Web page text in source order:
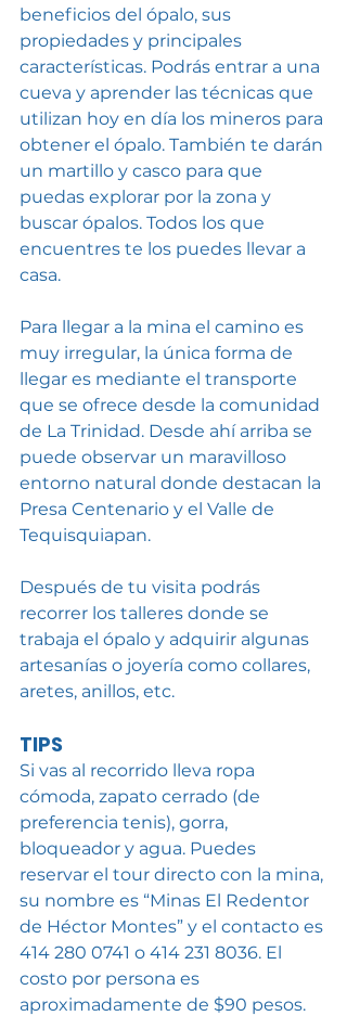
beneficios del ópalo, sus
propiedades y principales
características. Podrás entrar a una
cueva y aprender las técnicas que
utilizan hoy en día los mineros para
obtener el ópalo. También te darán
un martillo y casco para que
puedas explorar por la zona y
buscar ópalos. Todos los que
encuentres te los puedes llevar a
casa.
Para llegar a la mina el camino es
muy irregular, la única forma de
llegar es mediante el transporte
que se ofrece desde la comunidad
de La Trinidad. Desde ahí arriba se
puede observar un maravilloso
entorno natural donde destacan la
Presa Centenario y el Valle de
Tequisquiapan.
Después de tu visita podrás
recorrer los talleres donde se
trabaja el ópalo y adquirir algunas
artesanías o joyería como collares,
aretes, anillos, etc.
TIPS
Si vas al recorrido lleva ropa
cómoda, zapato cerrado (de
preferencia tenis), gorra,
bloqueador y agua. Puedes
reservar el tour directo con la mina,
su nombre es “Minas El Redentor
de Héctor Montes” y el contacto es
414 280 0741 o 414 231 8036. El
costo por persona es
aproximadamente de $90 pesos.